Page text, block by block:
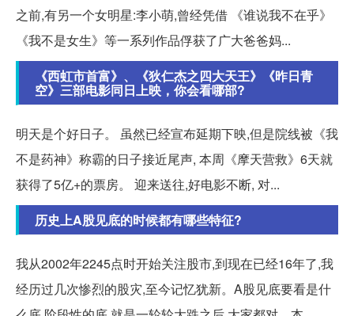
之前,有另一个女明星:李小萌,曾经凭借 《谁说我不在乎》
《我不是女生》等一系列作品俘获了广大爸爸妈...
《西虹市首富》、《狄仁杰之四大天王》《昨日青
空》三部电影同日上映，你会看哪部?
明天是个好日子。 虽然已经宣布延期下映,但是院线被《我
不是药神》称霸的日子接近尾声, 本周《摩天营救》6天就
获得了5亿+的票房。 迎来送往,好电影不断, 对...
历史上A股见底的时候都有哪些特征?
我从2002年2245点时开始关注股市,到现在已经16年了,我
经历过几次惨烈的股灾,至今记忆犹新。A股见底要看是什